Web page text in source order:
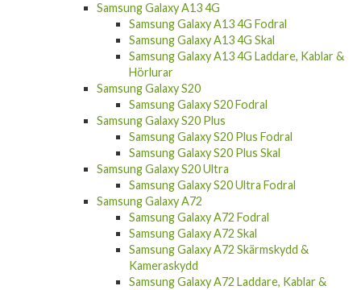
Samsung Galaxy A13 4G
Samsung Galaxy A13 4G Fodral
Samsung Galaxy A13 4G Skal
Samsung Galaxy A13 4G Laddare, Kablar &
Hörlurar
Samsung Galaxy S20
Samsung Galaxy S20 Fodral
Samsung Galaxy S20 Plus
Samsung Galaxy S20 Plus Fodral
Samsung Galaxy S20 Plus Skal
Samsung Galaxy S20 Ultra
Samsung Galaxy S20 Ultra Fodral
Samsung Galaxy A72
Samsung Galaxy A72 Fodral
Samsung Galaxy A72 Skal
Samsung Galaxy A72 Skärmskydd &
Kameraskydd
Samsung Galaxy A72 Laddare, Kablar &